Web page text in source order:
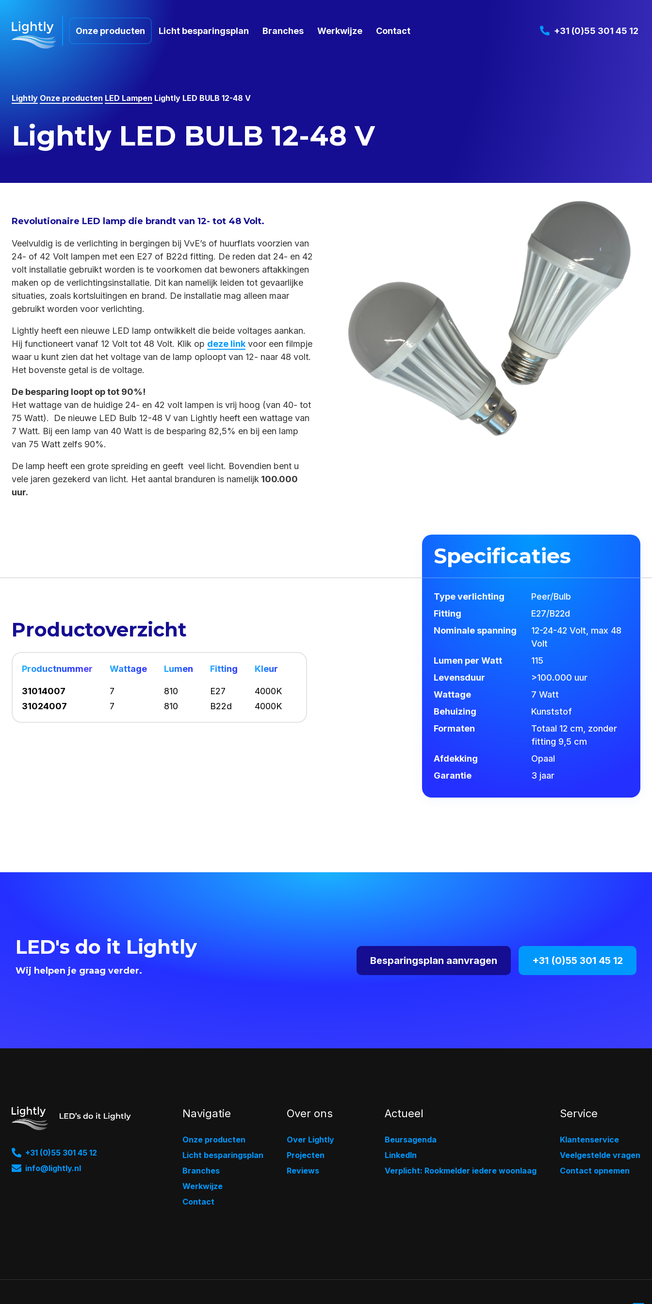
Onze producten Licht besparingsplan Branches Werkwijze Contact +31 (0)55 301 45 12
Lightly Onze producten LED Lampen Lightly LED BULB 12-48 V
Lightly LED BULB 12-48 V
Revolutionaire LED lamp die brandt van 12- tot 48 Volt.
Veelvuldig is de verlichting in bergingen bij VvE’s of huurflats voorzien van
24- of 42 Volt lampen met een E27 of B22d fitting. De reden dat 24- en 42
volt installatie gebruikt worden is te voorkomen dat bewoners aftakkingen
maken op de verlichtingsinstallatie. Dit kan namelijk leiden tot gevaarlijke
situaties, zoals kortsluitingen en brand. De installatie mag alleen maar
gebruikt worden voor verlichting.
Lightly heeft een nieuwe LED lamp ontwikkelt die beide voltages aankan.
Hij functioneert vanaf 12 Volt tot 48 Volt. Klik op deze link voor een filmpje
waar u kunt zien dat het voltage van de lamp oploopt van 12- naar 48 volt.
Het bovenste getal is de voltage.
De besparing loopt op tot 90%!
Het wattage van de huidige 24- en 42 volt lampen is vrij hoog (van 40- tot
75 Watt). De nieuwe LED Bulb 12-48 V van Lightly heeft een wattage van
7 Watt. Bij een lamp van 40 Watt is de besparing 82,5% en bij een lamp
van 75 Watt zelfs 90%.
De lamp heeft een grote spreiding en geeft veel licht. Bovendien bent u
vele jaren gezekerd van licht. Het aantal branduren is namelijk 100.000
uur.
Productoverzicht
Productnummer Wattage Lumen Fitting Kleur
31014007 7 810 E27
4000K
31024007
7 810 B22d 4000K
Specificaties
Type verlichting
Peer/Bulb
Fitting
E27/B22d
Nominale spanning
12-24-42 Volt, max 48
Volt
Lumen per Watt
115
Levensduur
>100.000 uur
Wattage
7 Watt
Behuizing
Kunststof
Formaten
Totaal 12 cm, zonder
fitting 9,5 cm
Afdekking
Opaal
Garantie
3 jaar
LED's do it Lightly
Wij helpen je graag verder.
Besparingsplan aanvragen +31 (0)55 301 45 12
+31 (0)55 301 45 12
info@lightly.nl
Navigatie
Onze producten
Licht besparingsplan
Branches
Werkwijze
Contact
Over ons
Over Lightly
Projecten
Reviews
Actueel
Beursagenda
LinkedIn
Verplicht: Rookmelder iedere woonlaag
Service
Klantenservice
Veelgestelde vragen
Contact opnemen